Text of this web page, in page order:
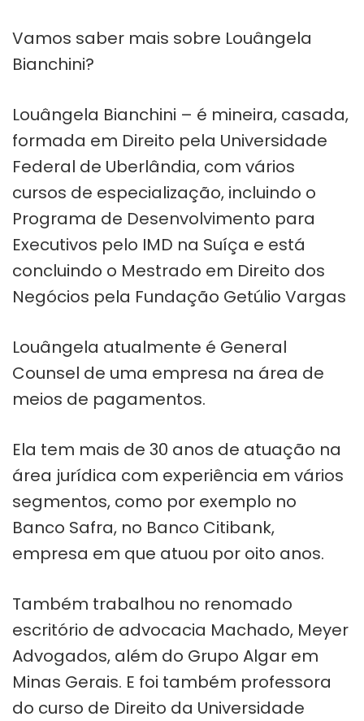
Vamos saber mais sobre Louângela
Bianchini?
Louângela Bianchini – é mineira, casada,
formada em Direito pela Universidade
Federal de Uberlândia, com vários
cursos de especialização, incluindo o
Programa de Desenvolvimento para
Executivos pelo IMD na Suíça e está
concluindo o Mestrado em Direito dos
Negócios pela Fundação Getúlio Vargas
Louângela atualmente é General
Counsel de uma empresa na área de
meios de pagamentos.
Ela tem mais de 30 anos de atuação na
área jurídica com experiência em vários
segmentos, como por exemplo no
Banco Safra, no Banco Citibank,
empresa em que atuou por oito anos.
Também trabalhou no renomado
escritório de advocacia Machado, Meyer
Advogados, além do Grupo Algar em
Minas Gerais. E foi também professora
do curso de Direito da Universidade